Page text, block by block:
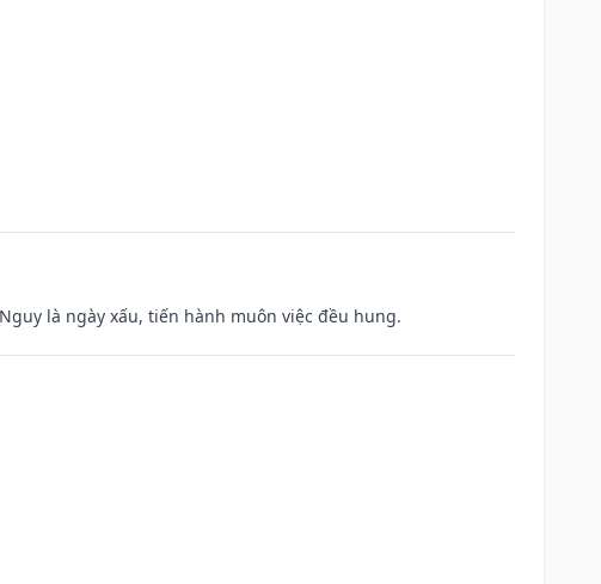
là ngày xấu, tiến hành muôn việc đều hung.